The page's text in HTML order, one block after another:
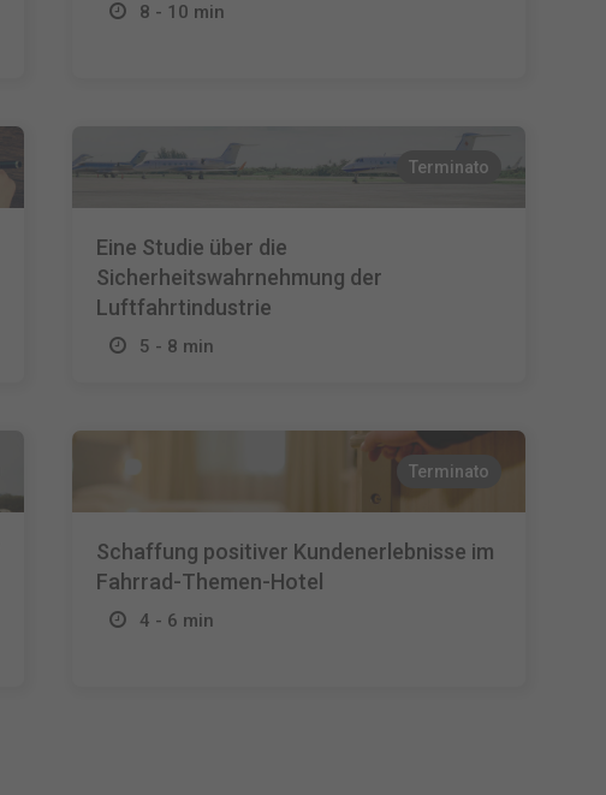
8 - 10 min
Terminato
Eine Studie über die
Sicherheitswahrnehmung der
Luftfahrtindustrie
5 - 8 min
Terminato
Schaffung positiver Kundenerlebnisse im
Fahrrad-Themen-Hotel
4 - 6 min